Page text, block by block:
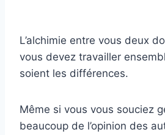
L’alchimie entre vous deux
vous devez travailler
soient les différences.
Même si vous vous souciez
beaucoup de l’opinion des